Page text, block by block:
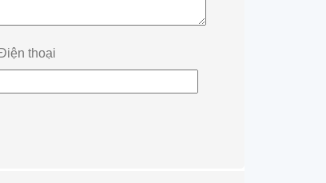
thoại